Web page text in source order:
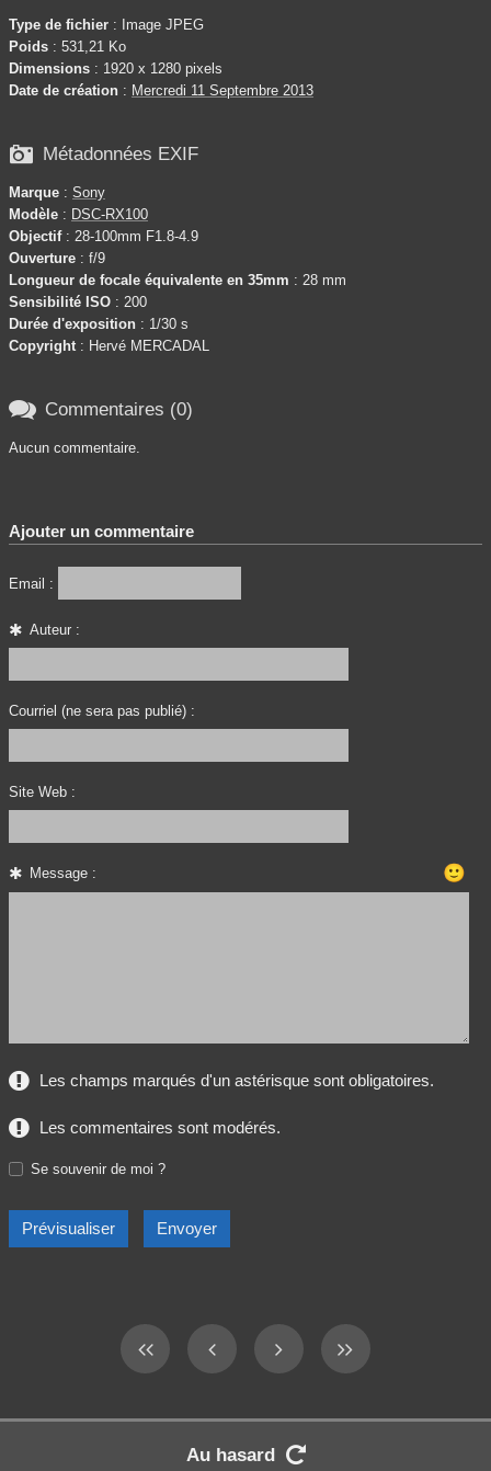
Type de fichier : Image JPEG
Poids : 531,21 Ko
Dimensions : 1920 x 1280 pixels
Date de création : Mercredi 11 Septembre 2013
 Métadonnées EXIF
Marque : Sony
Modèle : DSC-RX100
Objectif: 28-100mm F1.8-4.9
Ouverture : f/9
Longueur de focale équivalente en 35mm : 28 mm
Sensibilité ISO : 200
Durée d'exposition : 1/30 s
Copyright : Hervé MERCADAL
 Commentaires (0)
Aucun commentaire.
Ajouter un commentaire
Email :
Auteur :
Courriel (ne sera pas publié) :
Site Web :
Message : 🙂
Les champs marqués d'un astérisque sont obligatoires.
Les commentaires sont modérés.
Se souvenir de moi ?
Au hasard 